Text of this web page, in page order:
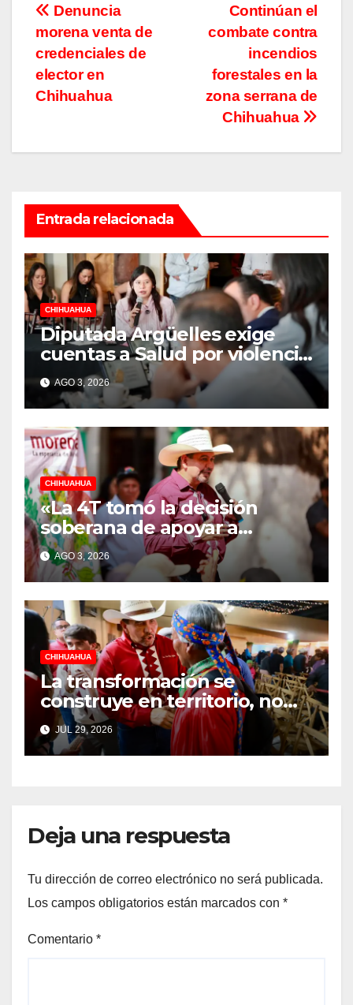
Navegación
de
entradas
Continúan el
combate contra
incendios
forestales en la
zona serrana de
Chihuahua
Denuncia
morena venta de
credenciales de
elector en
Chihuahua
Entrada relacionada
CHIHUAHUA
Diputada Argüelles exige
cuentas a Salud por violencia
de género, acoso y
hostigamiento en hospitales
AGO 3, 2026
CHIHUAHUA
«La 4T tomó la decisión
soberana de apoyar a
quienes más lo necesitan:
Cruz Pérez Cuéllar”
AGO 3, 2026
CHIHUAHUA
La transformación se
construye en territorio, no
desde un escritorio: Cruz
Pérez Cuéllar
JUL 29, 2026
Deja una respuesta
Tu dirección de correo electrónico no será publicada.
Los campos obligatorios están marcados con *
Comentario *